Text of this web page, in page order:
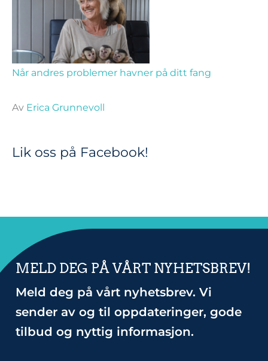
Når andres problemer havner på ditt fang
Av Erica Grunnevoll
Lik oss på Facebook!
MELD DEG PÅ VÅRT NYHETSBREV!
Meld deg på vårt nyhetsbrev. Vi
sender av og til oppdateringer, gode
tilbud og nyttig informasjon.